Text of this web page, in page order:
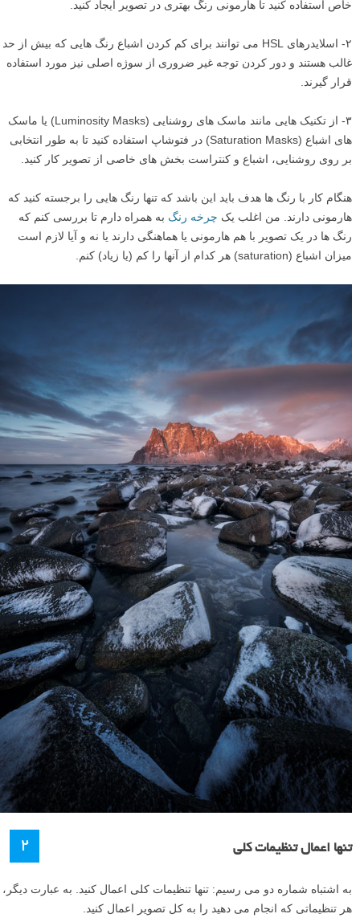
خاص استفاده کنید تا هارمونی رنگ بهتری در تصویر ایجاد کنید.
۲- اسلایدرهای HSL می توانند برای کم کردن اشباع رنگ هایی که بیش از حد
غالب هستند و دور کردن توجه غیر ضروری از سوژه اصلی نیز مورد استفاده
قرار گیرند.
۳- از تکنیک هایی مانند ماسک های روشنایی (Luminosity Masks) یا ماسک
های اشباع (Saturation Masks) در فتوشاپ استفاده کنید تا به طور انتخابی
بر روی روشنایی، اشباع و کنتراست بخش های خاصی از تصویر کار کنید.
هنگام کار با رنگ ها هدف باید این باشد که تنها رنگ هایی را برجسته کنید که
هارمونی دارند. من اغلب یک چرخه رنگ به همراه دارم تا بررسی کنم که
رنگ ها در یک تصویر با هم هارمونی یا هماهنگی دارند یا نه و آیا لازم است
میزان اشباع (saturation) هر کدام از آنها را کم (یا زیاد) کنم.
۲ تنها اعمال تنظیمات کلی
به اشتباه شماره دو می رسیم: تنها تنظیمات کلی اعمال کنید. به عبارت دیگر،
هر تنظیماتی که انجام می دهید را به کل تصویر اعمال کنید.